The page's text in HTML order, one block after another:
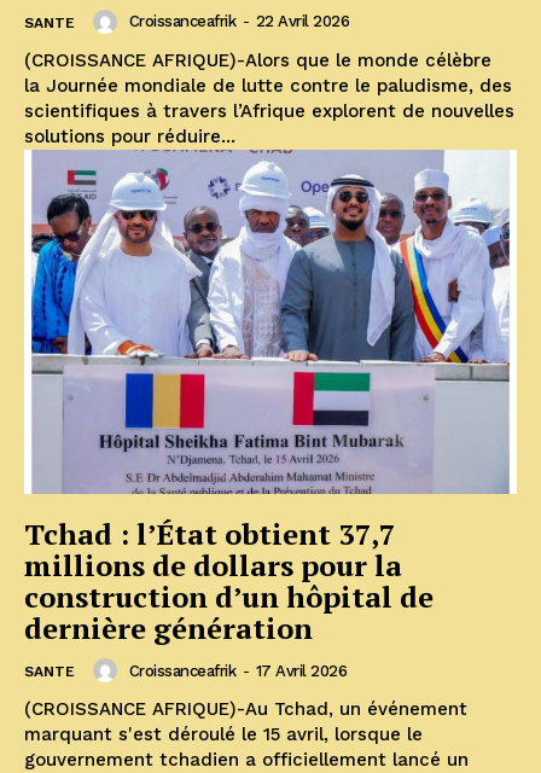
SANTE Croissanceafrik - 22 Avril 2026
(CROISSANCE AFRIQUE)-Alors que le monde célèbre
la Journée mondiale de lutte contre le paludisme, des
scientifiques à travers l’Afrique explorent de nouvelles
solutions pour réduire...
Tchad : l’État obtient 37,7
millions de dollars pour la
construction d’un hôpital de
dernière génération
SANTE Croissanceafrik - 17 Avril 2026
(CROISSANCE AFRIQUE)-Au Tchad, un événement
marquant s'est déroulé le 15 avril, lorsque le
gouvernement tchadien a officiellement lancé un